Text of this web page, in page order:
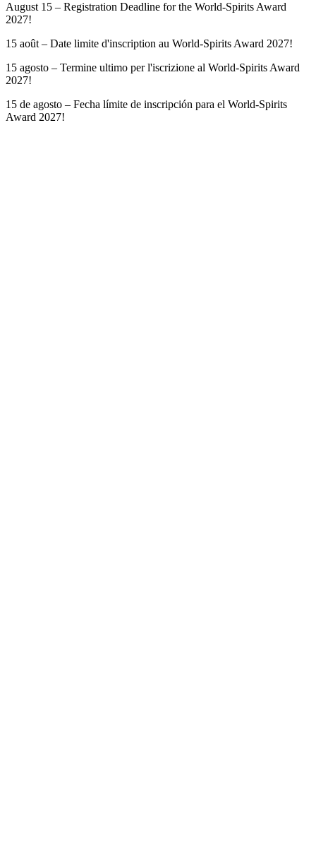
August 15 – Registration Deadline for the World-Spirits Award
2027!
15 août – Date limite d'inscription au World-Spirits Award 2027!
15 agosto – Termine ultimo per l'iscrizione al World-Spirits Award
2027!
15 de agosto – Fecha límite de inscripción para el World-Spirits
Award 2027!